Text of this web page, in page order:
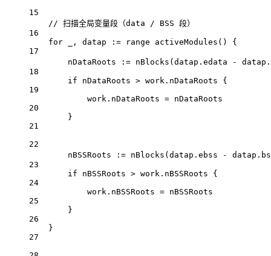
15
// 扫描全局变量段（data / BSS 段）
16
for _, datap := range activeModules () {
17
nDataRoots
:= nBlocks (datap.edata -
18
if nDataRoots > work.nDataRoots {
19
work.nDataRoots = nDataRoots
20
}
21
22
nBSSRoots
:= nBlocks (datap.ebss -
23
if nBSSRoots > work.nBSSRoots {
24
work.nBSSRoots = nBSSRoots
25
}
26
}
27